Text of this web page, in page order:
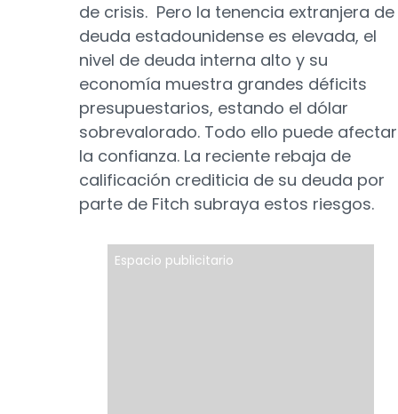
de crisis. Pero la tenencia extranjera de
deuda estadounidense es elevada, el
nivel de deuda interna alto y su
economía muestra grandes déficits
presupuestarios, estando el dólar
sobrevalorado. Todo ello puede afectar
la confianza. La reciente rebaja de
calificación crediticia de su deuda por
parte de Fitch subraya estos riesgos.
Espacio publicitario